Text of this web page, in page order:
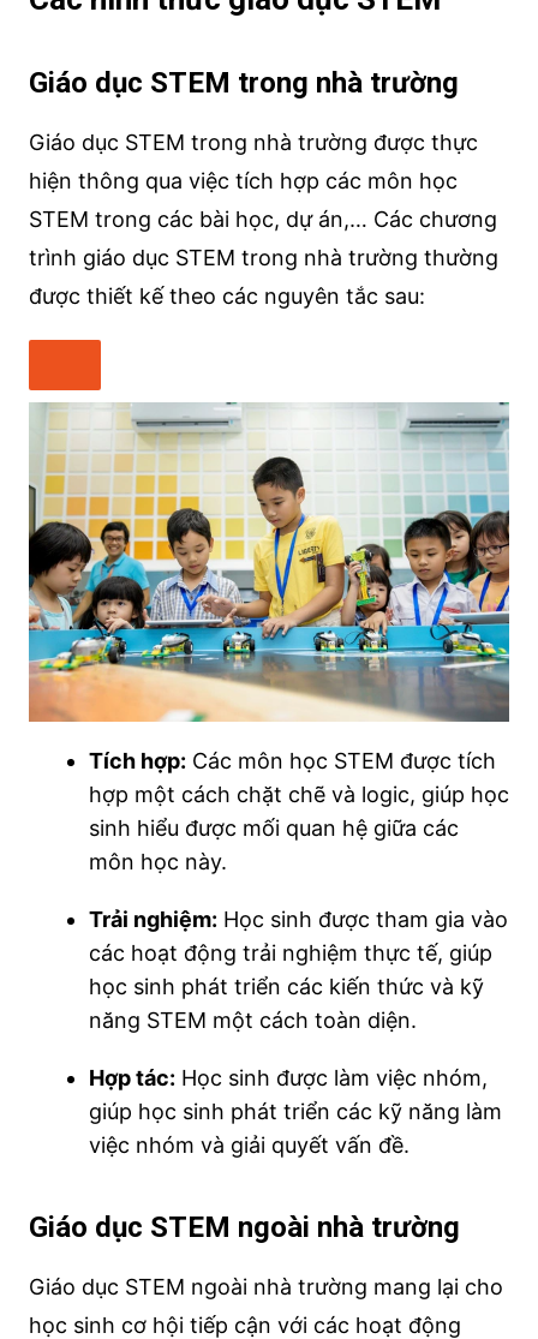
Giáo dục STEM trong nhà trường
Giáo dục STEM trong nhà trường được thực
hiện thông qua việc tích hợp các môn học
STEM trong các bài học, dự án,… Các chương
trình giáo dục STEM trong nhà trường thường
được thiết kế theo các nguyên tắc sau:
Tích hợp: Các môn học STEM được tích
hợp một cách chặt chẽ và logic, giúp học
sinh hiểu được mối quan hệ giữa các
môn học này.
Trải nghiệm: Học sinh được tham gia vào
các hoạt động trải nghiệm thực tế, giúp
học sinh phát triển các kiến thức và kỹ
năng STEM một cách toàn diện.
Hợp tác: Học sinh được làm việc nhóm,
giúp học sinh phát triển các kỹ năng làm
việc nhóm và giải quyết vấn đề.
Giáo dục STEM ngoài nhà trường
Giáo dục STEM ngoài nhà trường mang lại cho
học sinh cơ hội tiếp cận với các hoạt động